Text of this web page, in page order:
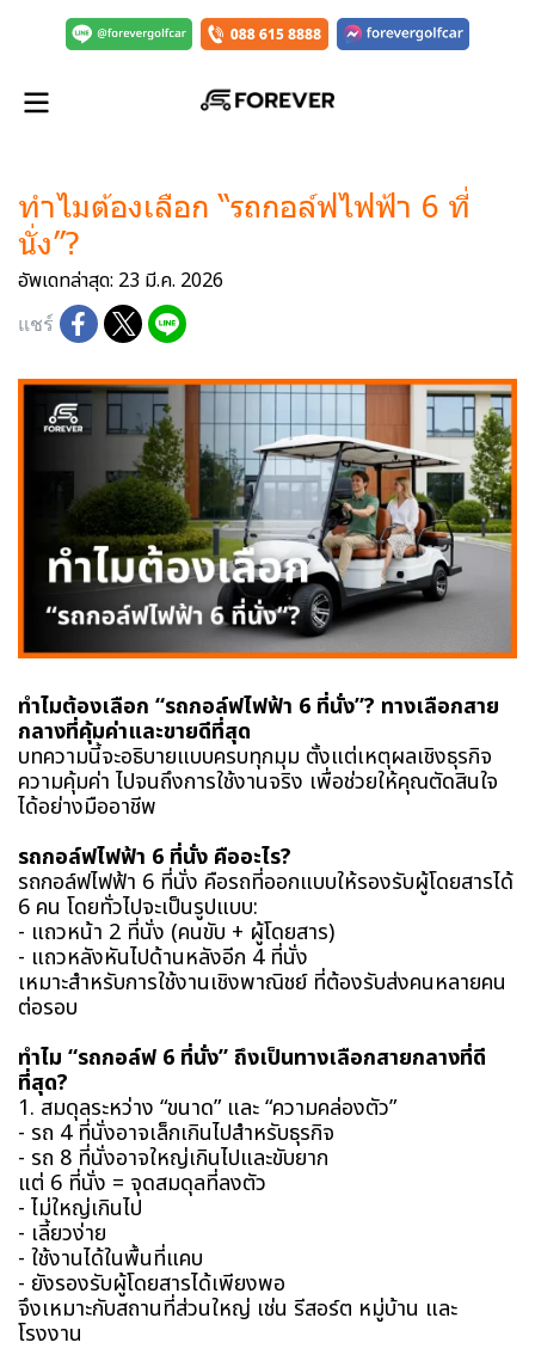
ทำไมต้องเลือก “รถกอล์ฟไฟฟ้า 6 ที่
นั่ง”?
อัพเดทล่าสุด: 23 มี.ค. 2026
แชร์
ทำไมต้องเลือก “รถกอล์ฟไฟฟ้า 6 ที่นั่ง”? ทางเลือกสาย
กลางที่คุ้มค่าและขายดีที่สุด
บทความนี้จะอธิบายแบบครบทุกมุม ตั้งแต่เหตุผลเชิงธุรกิจ
ความคุ้มค่า ไปจนถึงการใช้งานจริง เพื่อช่วยให้คุณตัดสินใจ
ได้อย่างมืออาชีพ
รถกอล์ฟไฟฟ้า 6 ที่นั่ง คืออะไร?
รถกอล์ฟไฟฟ้า 6 ที่นั่ง คือรถที่ออกแบบให้รองรับผู้โดยสารได้
6 คน โดยทั่วไปจะเป็นรูปแบบ:
- แถวหน้า 2 ที่นั่ง (คนขับ + ผู้โดยสาร)
- แถวหลังหันไปด้านหลังอีก 4 ที่นั่ง
เหมาะสำหรับการใช้งานเชิงพาณิชย์ ที่ต้องรับส่งคนหลายคน
ต่อรอบ
ทำไม “รถกอล์ฟ 6 ที่นั่ง” ถึงเป็นทางเลือกสายกลางที่ดี
ที่สุด?
1. สมดุลระหว่าง “ขนาด” และ “ความคล่องตัว”
- รถ 4 ที่นั่งอาจเล็กเกินไปสำหรับธุรกิจ
- รถ 8 ที่นั่งอาจใหญ่เกินไปและขับยาก
แต่ 6 ที่นั่ง = จุดสมดุลที่ลงตัว
- ไม่ใหญ่เกินไป
- เลี้ยวง่าย
- ใช้งานได้ในพื้นที่แคบ
- ยังรองรับผู้โดยสารได้เพียงพอ
จึงเหมาะกับสถานที่ส่วนใหญ่ เช่น รีสอร์ต หมู่บ้าน และ
โรงงาน